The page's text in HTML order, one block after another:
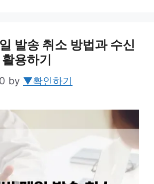
발송 취소 방법과 수신
용하기
by ▼확인하기